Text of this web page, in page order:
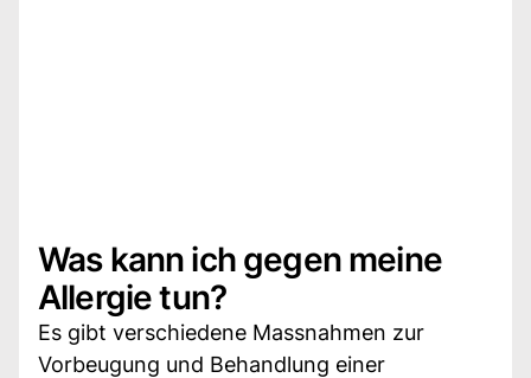
Was kann ich gegen meine
Allergie tun?
Es gibt verschiedene Massnahmen zur
Vorbeugung und Behandlung einer